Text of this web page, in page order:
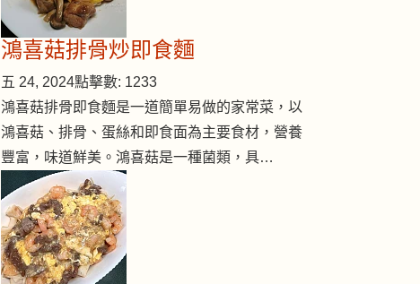
鴻喜菇排骨炒即食麵
五 24, 2024點擊數: 1233
鴻喜菇排骨即食麵是一道簡單易做的家常菜，以
鴻喜菇、排骨、蛋絲和即食面為主要食材，營養
豐富，味道鮮美。鴻喜菇是一種菌類，具…